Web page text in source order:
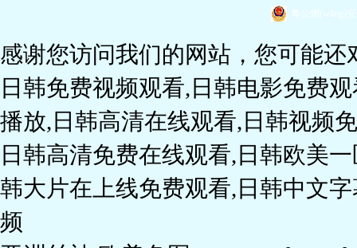
日韩免费视频观看,日韩电影免费
播放,日韩高清在线观看,日韩视频
日韩高清免费在线观看,日韩欧美
韩大片在上线免费观看,日韩中文
频
亚洲丝袜 欧美色图